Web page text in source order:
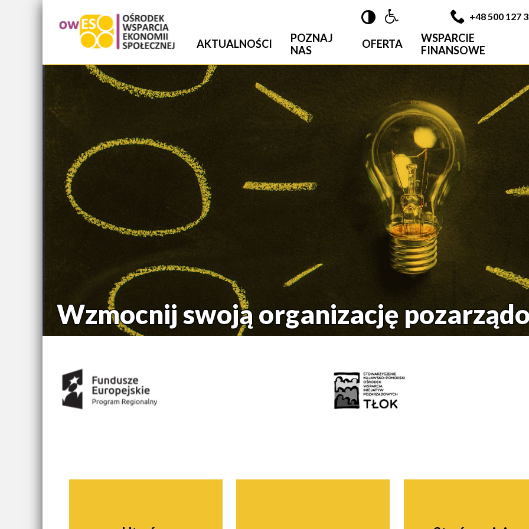
 +48 500 127
AKTUALNOŚCI
POZNAJ
NAS
OFERTA
WSPARCIE
FINANSOWE
Wzmocnij swoją organizację
Nawigacja